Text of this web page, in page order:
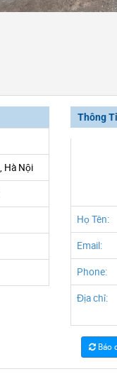
Hà Nội
Thông
Họ Tên:
Email:
Phone:
Địa chỉ:
Báo